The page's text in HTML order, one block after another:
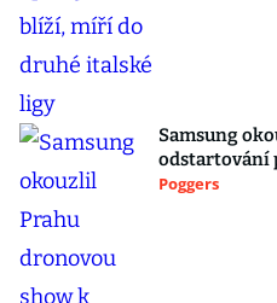
Samsung
odstartování
Poggers